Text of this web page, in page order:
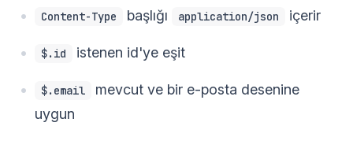
Content-Type başlığı application/json içerir
$.id istenen id'ye eşit
$.email
mevcut ve bir e-posta desenine
uygun